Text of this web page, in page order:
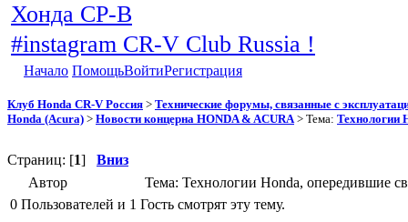
Хонда СР-В
#instagram CR-V Club Russia !
Начало ПомощьВойтиРегистрация
Клуб Honda CR-V Россия > Технические форумы, связанные с
Honda (Acura) > Новости концерна HONDA & ACURA > Тема: Технологии
Страниц: [1] Вниз
Автор
Тема: Технологии Honda, опередившие
0 Пользователей и 1 Гость смотрят эту тему.